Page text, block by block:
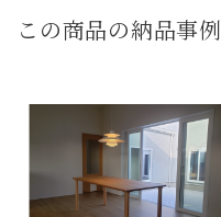
この商品の納品事例